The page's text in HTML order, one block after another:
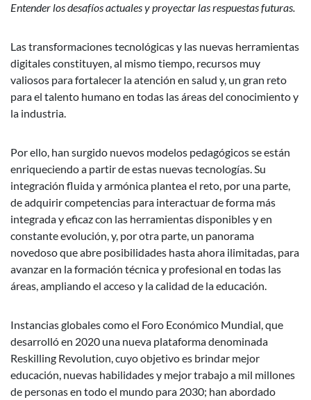
Entender los desafíos actuales y proyectar las respuestas futuras.
Las transformaciones tecnológicas y las nuevas herramientas
digitales constituyen, al mismo tiempo, recursos muy
valiosos para fortalecer la atención en salud y, un gran reto
para el talento humano en todas las áreas del conocimiento y
la industria.
Por ello, han surgido nuevos modelos pedagógicos se están
enriqueciendo a partir de estas nuevas tecnologías. Su
integración fluida y armónica plantea el reto, por una parte,
de adquirir competencias para interactuar de forma más
integrada y eficaz con las herramientas disponibles y en
constante evolución, y, por otra parte, un panorama
novedoso que abre posibilidades hasta ahora ilimitadas, para
avanzar en la formación técnica y profesional en todas las
áreas, ampliando el acceso y la calidad de la educación.
Instancias globales como el Foro Económico Mundial, que
desarrolló en 2020 una nueva plataforma denominada
Reskilling Revolution, cuyo objetivo es brindar mejor
educación, nuevas habilidades y mejor trabajo a mil millones
de personas en todo el mundo para 2030; han abordado